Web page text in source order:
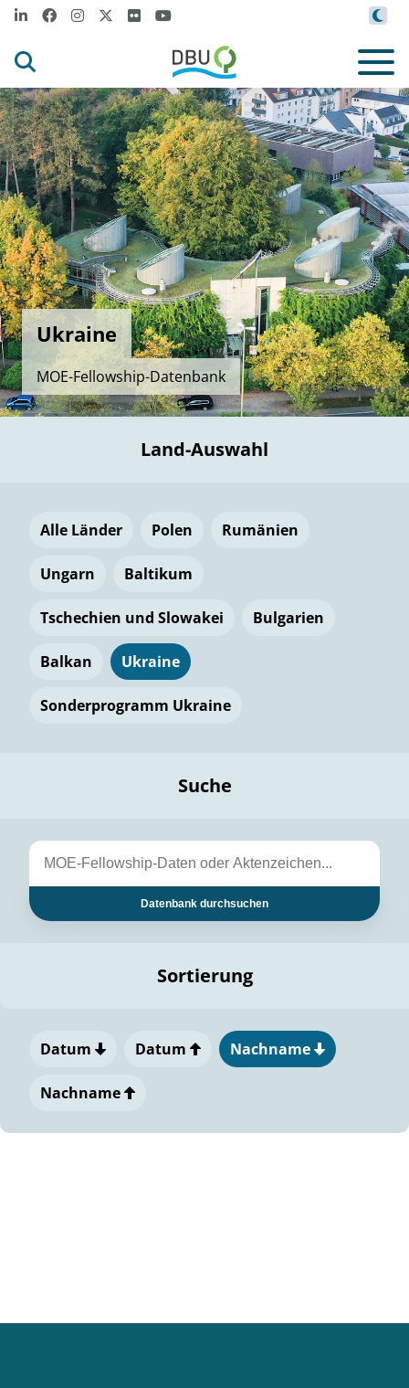
Ukraine
MOE-Fellowship-Datenbank
Land-Auswahl
Alle Länder Polen Rumänien
Ungarn Baltikum
Tschechien und Slowakei Bulgarien
Balkan Ukraine
Sonderprogramm Ukraine
Suche
Datenbank durchsuchen
Sortierung
Datum Datum Nachname
Nachname